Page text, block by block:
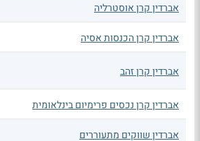
אברדין קרן אוסטרליה
אברדין קרן הכנסות אסיה
אברדין קרן זהב
אברדין קרן נכסים פרימיום בינלאומית
אברדין שווקים מתעוררים